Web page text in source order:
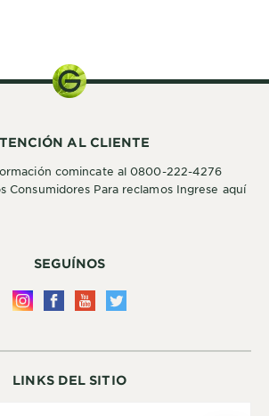
LINKS DEL SITIO
SEGUÍNOS
AL CLIENTE
comincate al 0800-222-4276
Consumidores Para reclamos Ingrese aquí